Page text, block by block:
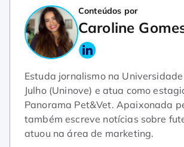
Conteúdos por
Caroline
Estuda jornalismo na
Julho (Uninove) e atua como
Panorama Pet&Vet. Apaixonada
também escreve notícias sobre
atuou na área de marketing.